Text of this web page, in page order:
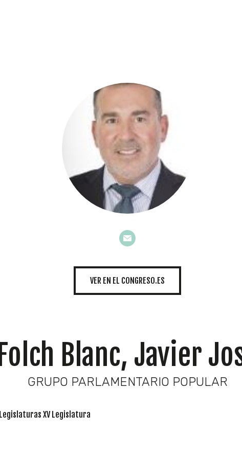
DIPUTADOS
GRUPOS
INICIATIVAS
TEMÁTICAS
VER EN EL CONGRESO.ES
Folch Blanc, Javier
GRUPO PARLAMENTARIO POPULAR
Legislaturas XV Legislatura